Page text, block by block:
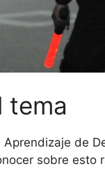
tema
de
sobre